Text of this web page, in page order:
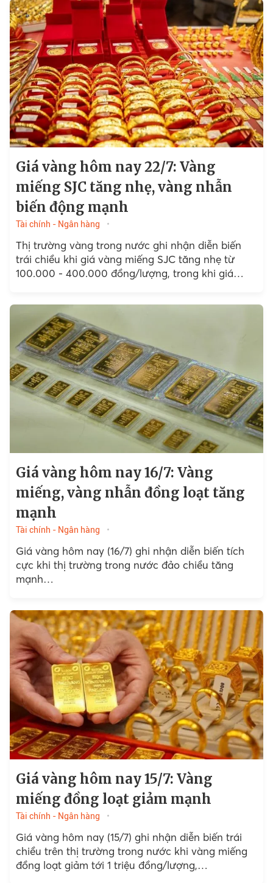
Giá vàng hôm nay 22/7: Vàng
miếng SJC tăng nhẹ, vàng nhẫn
biến động mạnh
Tài chính - Ngân hàng
Thị trường vàng trong nước ghi nhận diễn biến
trái chiều khi giá vàng miếng SJC tăng nhẹ từ
100.000 - 400.000 đồng/lượng, trong khi giá
Giá vàng hôm nay 16/7: Vàng
miếng, vàng nhẫn đồng loạt tăng
mạnh
Tài chính - Ngân hàng
Giá vàng hôm nay (16/7) ghi nhận diễn biến tích
cực khi thị trường trong nước đảo chiều tăng
mạnh…
Giá vàng hôm nay 15/7: Vàng
miếng đồng loạt giảm mạnh
Tài chính - Ngân hàng
Giá vàng hôm nay (15/7) ghi nhận diễn biến trái
chiều trên thị trường trong nước khi vàng miếng
đồng loạt giảm tới 1 triệu đồng/lượng,…